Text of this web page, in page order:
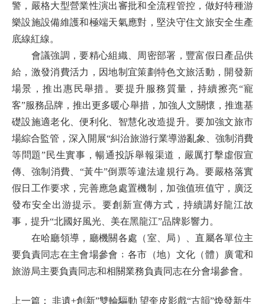
警，嚴格大型營業性演出審批和全流程管控，做好特種游
樂設施設備維護和極端天氣應對，堅決守住文旅安全生產
底線紅線。
會議強調，要精心組織、周密部署，豐富假日產品供
給，激發消費活力，因地制宜策劃特色文旅活動，開發新
場景，推出惠民舉措。要提升服務質量，持續擦亮“寵
客”服務品牌，推出更多暖心舉措，加強人文關懷，推進基
礎設施適老化、便利化、智慧化改造提升。要加強文旅市
場綜合監管，深入開展“糾治旅游行業導游亂象、強制消費
等問題”民生實事，暢通投訴舉報渠道，嚴厲打擊虛假宣
傳、強制消費、“黃牛”倒票等違法違規行為。要嚴格落實
假日工作要求，完善應急處置機制，加強值班值守，廣泛
發布安全出游提示。要創新宣傳方式，持續講好龍江故
事，提升“北國好風光、美在黑龍江”品牌影響力。
在哈廳領導，廳機關各處（室、局）、直屬各單位主
要負責同志在主會場參會﹔各市（地）文化（體）廣電和
旅游局主要負責同志和相關業務負責同志在分會場參會。
上一篇： 非遺+創新”雙輪驅動 望奎皮影戲“古韻”煥發新生